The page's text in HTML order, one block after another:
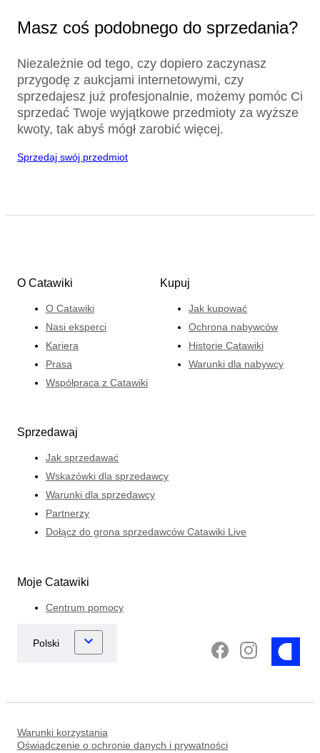
Masz coś podobnego do sprzedania?
Niezależnie od tego, czy dopiero zaczynasz
przygodę z aukcjami internetowymi, czy
sprzedajesz już profesjonalnie, możemy pomóc Ci
sprzedać Twoje wyjątkowe przedmioty za wyższe
kwoty, tak abyś mógł zarobić więcej.
Sprzedaj swój przedmiot
O Catawiki
O Catawiki
Nasi eksperci
Kariera
Prasa
Współpraca z Catawiki
Kupuj
Jak kupować
Ochrona nabywców
Historie Catawiki
Warunki dla nabywcy
Sprzedawaj
Jak sprzedawać
Wskazówki dla sprzedawcy
Warunki dla sprzedawcy
Partnerzy
Dołącz do grona sprzedawców Catawiki Live
Moje Catawiki
Centrum pomocy
Warunki korzystania
Oświadczenie o ochronie danych i prywatności